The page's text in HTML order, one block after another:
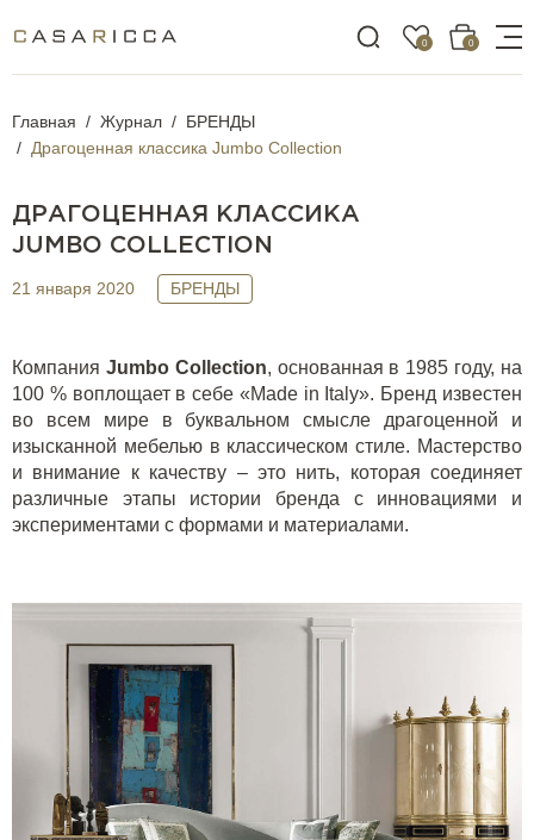
0 0
Главная Журнал
БРЕНДЫ
Драгоценная классика Jumbo Collection
ДРАГОЦЕННАЯ КЛАССИКА
JUMBO COLLECTION
21 января 2020 БРЕНДЫ
Компания Jumbo Collection, основанная в 1985 году, на
100 % воплощает в себе «Made in Italy». Бренд известен
во всем мире в буквальном смысле драгоценной и
изысканной мебелью в классическом стиле. Мастерство
и внимание к качеству – это нить, которая соединяет
различные этапы истории бренда с инновациями и
экспериментами с формами и материалами.